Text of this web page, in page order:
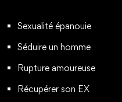
Sexualité épanouie
Séduire un homme
Rupture amoureuse
Récupérer son EX